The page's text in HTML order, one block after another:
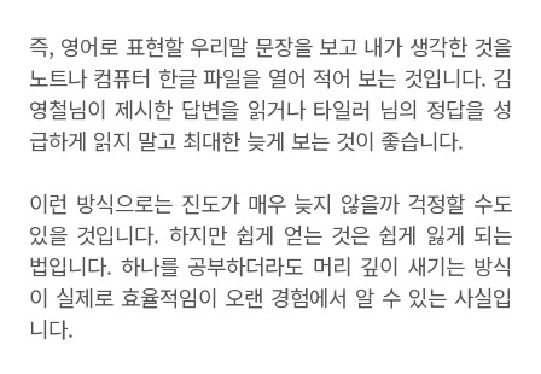
즉, 영어로 표현할 우리말 문장을 보고 내가 생각한 것을
노트나 컴퓨터 한글 파일을 열어 적어 보는 것입니다. 김
영철님이 제시한 답변을 읽거나 타일러 님의 정답을 성
급하게 읽지 말고 최대한 늦게 보는 것이 좋습니다.
이런 방식으로는 진도가 매우 늦지 않을까 걱정할 수도
있을 것입니다. 하지만 쉽게 얻는 것은 쉽게 잃게 되는
법입니다. 하나를 공부하더라도 머리 깊이 새기는 방식
이 실제로 효율적임이 오랜 경험에서 알 수 있는 사실입
니다.